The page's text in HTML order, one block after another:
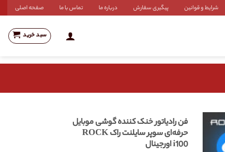
شرایط و قوانین پیگیری سفارش درباره ما تماس با ما صفحه اصلی
سبد خرید
فن رادیاتور خنک کننده گوشی موبایل
حرفه‌ای سوپر سایلنت راک ROCK
i100 اورجینال